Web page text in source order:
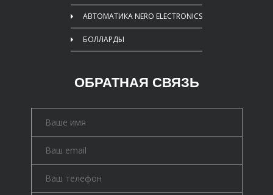
АВТОМАТИКА NERO ELECTRONICS
БОЛЛАРДЫ
ОБРАТНАЯ СВЯЗЬ